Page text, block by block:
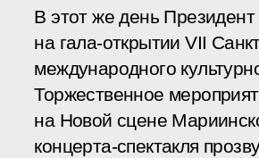
В этот же день Президент
на гала-открытии VII
международного
Торжественное
на Новой сцене
концерта-спектакля